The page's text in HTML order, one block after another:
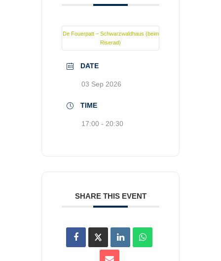
De Fouerpatt – Schwarzwaldhaus (beim
Riserad)
DATE
03 Sep 2026
TIME
17:00 - 20:30
SHARE THIS EVENT